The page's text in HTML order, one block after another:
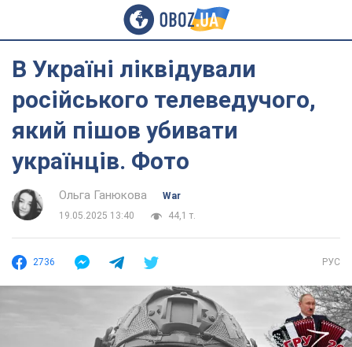
В Україні ліквідували
російського телеведучого,
який пішов убивати
українців. Фото
Ольга Ганюкова
War
19.05.2025 13:40
44,1 т.
2736 РУС